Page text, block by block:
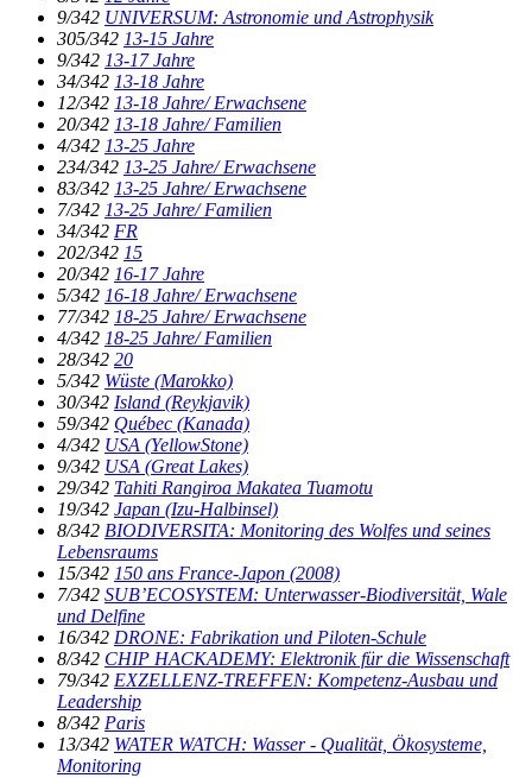
9/342 UNIVERSUM: Astronomie und Astrophysik
305/342 13-15 Jahre
9/342 13-17 Jahre
34/342 13-18 Jahre
12/342 13-18 Jahre/ Erwachsene
20/342 13-18 Jahre/ Familien
4/342 13-25 Jahre
234/342 13-25 Jahre/ Erwachsene
83/342 13-25 Jahre/ Erwachsene
7/342 13-25 Jahre/ Familien
34/342 FR
202/342 15
20/342 16-17 Jahre
5/342 16-18 Jahre/ Erwachsene
77/342 18-25 Jahre/ Erwachsene
4/342 18-25 Jahre/ Familien
28/342 20
5/342 Wüste (Marokko)
30/342 Island (Reykjavik)
59/342 Québec (Kanada)
4/342 USA (YellowStone)
9/342 USA (Great Lakes)
29/342 Tahiti Rangiroa Makatea Tuamotu
19/342 Japan (Izu-Halbinsel)
8/342 BIODIVERSITA: Monitoring des Wolfes und seines
Lebensraums
15/342 150 ans France-Japon (2008)
7/342 SUB’ECOSYSTEM: Unterwasser-Biodiversität, Wale
und Delfine
16/342 DRONE: Fabrikation und Piloten-Schule
8/342 CHIP HACKADEMY: Elektronik für die Wissenschaft
79/342 EXZELLENZ-TREFFEN: Kompetenz-Ausbau und
Leadership
8/342 Paris
13/342 WATER WATCH: Wasser - Qualität, Ökosysteme,
Monitoring